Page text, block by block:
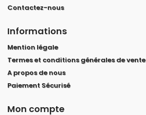
Contactez-nous
Informations
Mention légale
Termes et conditions générales de vente
A propos de nous
Paiement Sécurisé
Mon compte